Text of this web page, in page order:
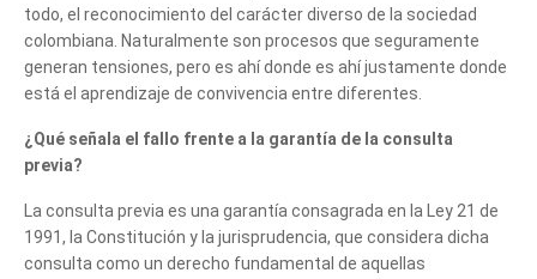
todo, el reconocimiento del carácter diverso de la sociedad
colombiana. Naturalmente son procesos que seguramente
generan tensiones, pero es ahí donde es ahí justamente donde
está el aprendizaje de convivencia entre diferentes.
¿Qué señala el fallo frente a la garantía de la consulta
previa?
La consulta previa es una garantía consagrada en la Ley 21 de
1991, la Constitución y la jurisprudencia, que considera dicha
consulta como un derecho fundamental de aquellas